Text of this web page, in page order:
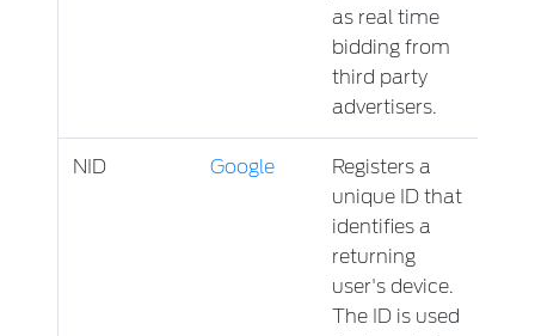
as real time
bidding from
third party
advertisers.
NID Google
Registers a
unique ID that
identifies a
returning
user's device.
The ID is used